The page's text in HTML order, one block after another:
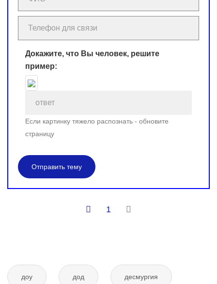
Докажите, что Вы человек, решите
пример:
Если картинку тяжело распознать - обновите
страницу
Отправить тему
1
доу дод десмургия